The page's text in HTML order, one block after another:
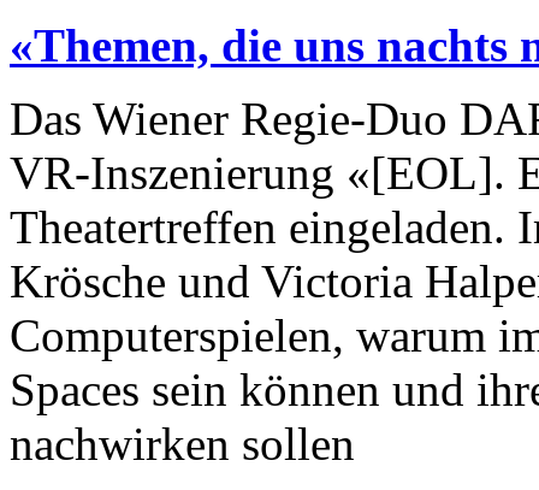
«Themen, die uns nachts
Das Wiener Regie-Duo
VR-Inszenierung «[EOL].
Theatertreffen eingeladen.
Krösche und Victoria
Computerspielen, warum
Spaces sein können und
nachwirken sollen